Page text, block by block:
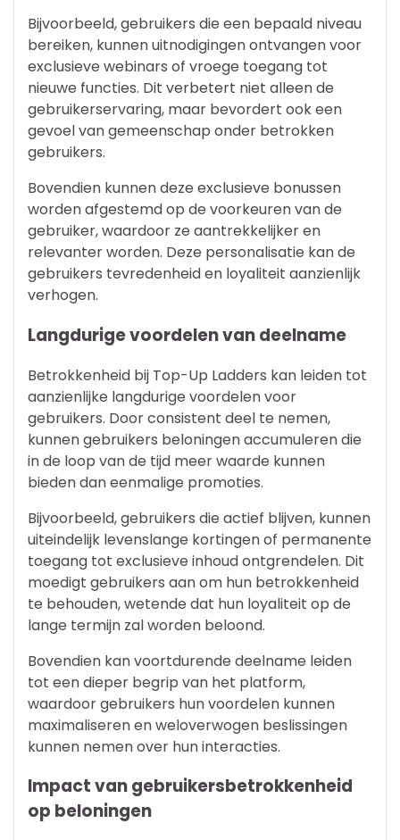
Bijvoorbeeld, gebruikers die een bepaald niveau
bereiken, kunnen uitnodigingen ontvangen voor
exclusieve webinars of vroege toegang tot
nieuwe functies. Dit verbetert niet alleen de
gebruikerservaring, maar bevordert ook een
gevoel van gemeenschap onder betrokken
gebruikers.
Bovendien kunnen deze exclusieve bonussen
worden afgestemd op de voorkeuren van de
gebruiker, waardoor ze aantrekkelijker en
relevanter worden. Deze personalisatie kan de
gebruikers tevredenheid en loyaliteit aanzienlijk
verhogen.
Langdurige voordelen van deelname
Betrokkenheid bij Top-Up Ladders kan leiden tot
aanzienlijke langdurige voordelen voor
gebruikers. Door consistent deel te nemen,
kunnen gebruikers beloningen accumuleren die
in de loop van de tijd meer waarde kunnen
bieden dan eenmalige promoties.
Bijvoorbeeld, gebruikers die actief blijven, kunnen
uiteindelijk levenslange kortingen of permanente
toegang tot exclusieve inhoud ontgrendelen. Dit
moedigt gebruikers aan om hun betrokkenheid
te behouden, wetende dat hun loyaliteit op de
lange termijn zal worden beloond.
Bovendien kan voortdurende deelname leiden
tot een dieper begrip van het platform,
waardoor gebruikers hun voordelen kunnen
maximaliseren en weloverwogen beslissingen
kunnen nemen over hun interacties.
Impact van gebruikersbetrokkenheid
op beloningen